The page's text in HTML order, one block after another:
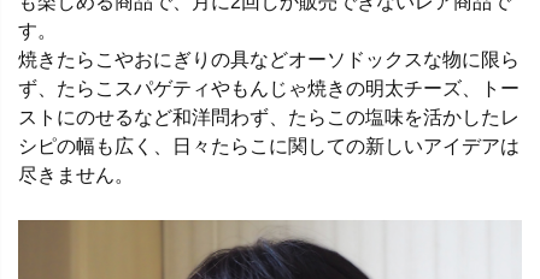
す。
焼きたらこやおにぎりの具などオーソドックスな物に限ら
ず、たらこスパゲティやもんじゃ焼きの明太チーズ、トー
ストにのせるなど和洋問わず、たらこの塩味を活かしたレ
シピの幅も広く、日々たらこに関しての新しいアイデアは
尽きません。